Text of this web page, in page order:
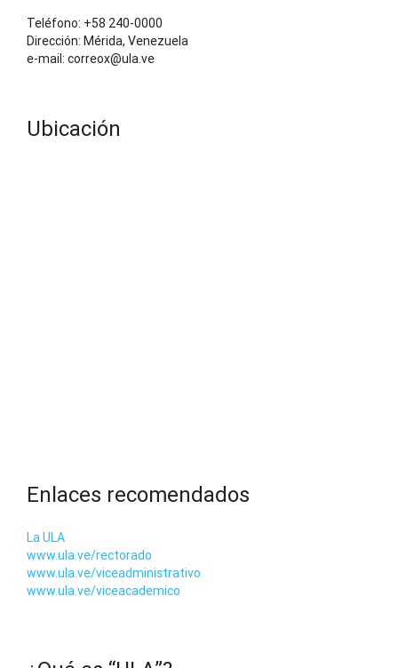
Teléfono: +58 240-0000
Dirección: Mérida, Venezuela
e-mail: correox@ula.ve
Ubicación
Enlaces recomendados
La ULA
www.ula.ve/rectorado
www.ula.ve/viceadministrativo
www.ula.ve/viceacademico